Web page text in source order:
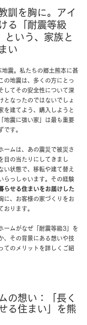
訓を胸に。アイ
る「耐震等級
という、家族と
い
震。私たちの郷土熊本に甚
の地震は、多くの方にとっ
してその安全性について深
となったのではないでしょ
を建てよう、購入しようと
地震に強い家」は最も重要
です。
ームは、あの震災で被災さ
目の当たりにしてきまし
い状態で、移転や建て替え
らっしゃいます。その経験
らせる住まいをお届けした
に、お客様の家づくりをお
おります。
ームがなぜ「耐震等級3」を
、その背景にある想いや技
てのメリットを詳しくご紹
の想い：「長く
る住まい」を熊